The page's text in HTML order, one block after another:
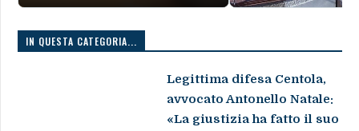
IN QUESTA CATEGORIA...
Legittima difesa Centola,
avvocato Antonello Natale:
«La giustizia ha fatto il suo